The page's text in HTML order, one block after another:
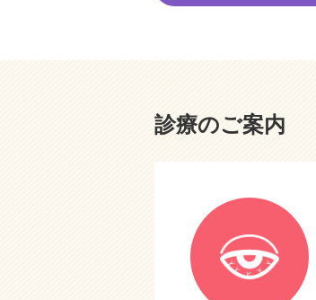
診療のご案内